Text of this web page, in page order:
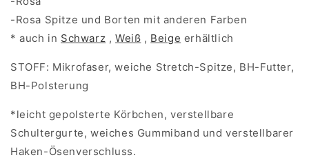
-Rosa Spitze und Borten mit anderen Farben
* auch in Schwarz ,Weiß , Beige erhältlich
STOFF: Mikrofaser, weiche Stretch-Spitze, BH-Futter,
BH-Polsterung
*leicht gepolsterte Körbchen, verstellbare
Schultergurte, weiches Gummiband und verstellbarer
Haken-Ösenverschluss.